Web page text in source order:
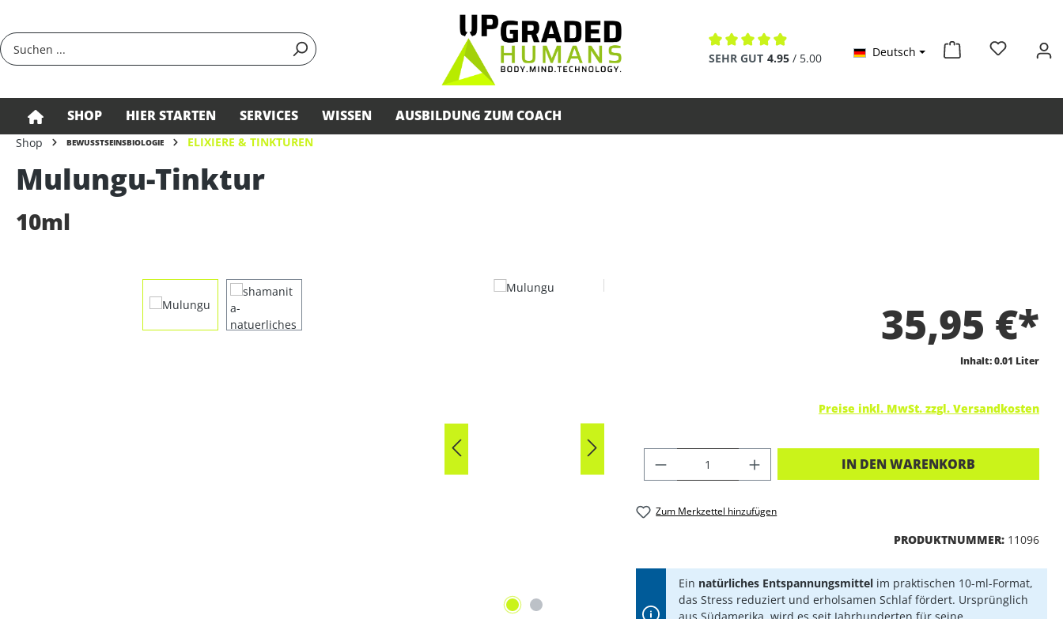
Durchschnittliche Bewertung von 4.9 von 5 Sternen
SEHR GUT 4.95 / 5.00 Deutsch
SHOP HIER STARTEN SERVICES WISSEN AUSBILDUNG ZUM COACH
Shop BEWUSSTSEINSBIOLOGIE ELIXIERE & TINKTUREN
Mulungu-Tinktur
10ml
35,95 €*
Inhalt:0.01 Liter
Preise inkl. MwSt. zzgl. Versandkosten
PRODUKT ANZAHL: GIB DEN
IN DEN WARENKORB
Zum Merkzettel hinzufügen
PRODUKTNUMMER: 11096
Ein natürliches Entspannungsmittel im praktischen 10-ml-Format,
das Stress reduziert und erholsamen Schlaf fördert. Ursprünglich